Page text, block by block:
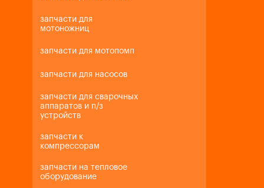
запчасти для
мотоножниц
запчасти для мотопомп
запчасти для насосов
запчасти для сварочных
аппаратов и п/з
устройств
запчасти к
компрессорам
запчасти на тепловое
оборудование